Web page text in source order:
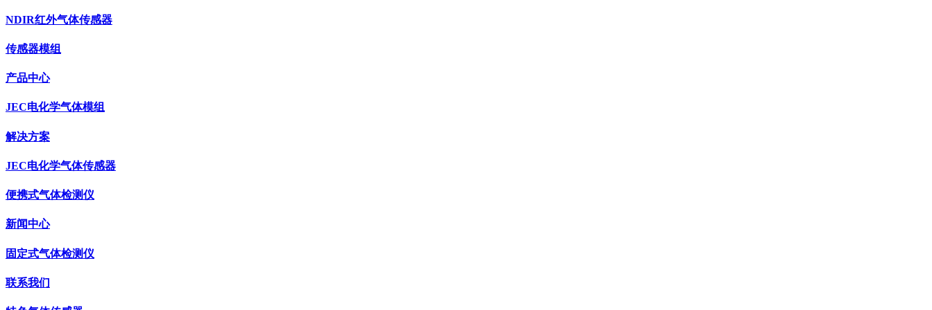
NDIR红外气体传感器
传感器模组
产品中心
JEC电化学气体模组
解决方案
JEC电化学气体传感器
便携式气体检测仪
新闻中心
固定式气体检测仪
联系我们